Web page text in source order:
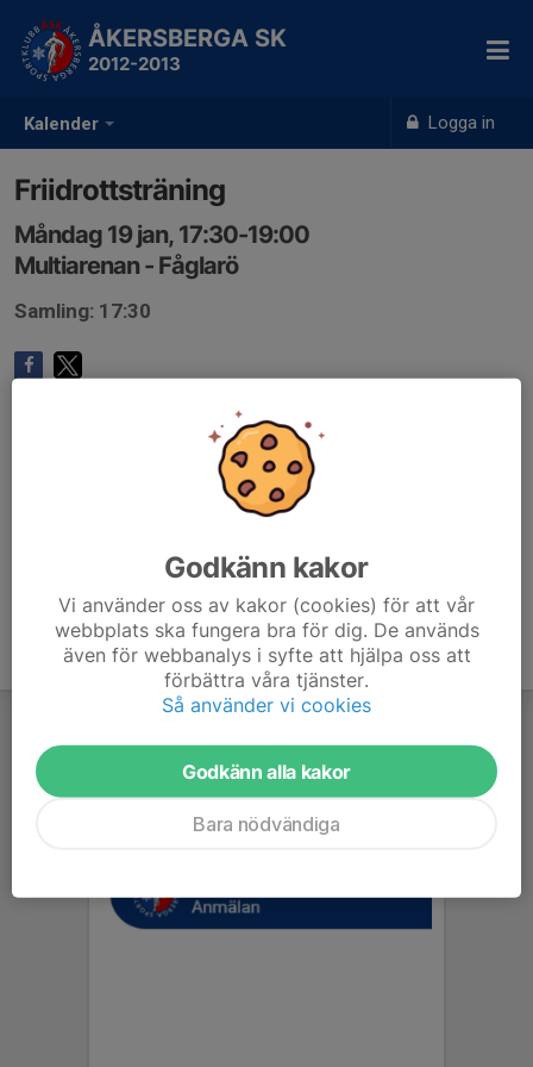
Kalender Logga in
ÅKERSBERGA SK
2012-2013
Friidrottsträning
Måndag 19 jan, 17:30-19:00
Multiarenan - Fåglarö
Samling: 17:30
Godkänn kakor
Vi använder oss av kakor (cookies) för att vår
webbplats ska fungera bra för dig. De används
även för webbanalys i syfte att hjälpa oss att
förbättra våra tjänster.
Så använder vi cookies
Godkänn alla kakor
Bara nödvändiga